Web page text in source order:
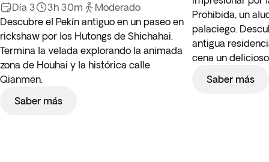
Día 3 3h 30m
Moderado
Descubre el Pekín antiguo en un paseo en
rickshaw por los Hutongs de Shichahai.
Termina la velada explorando la animada
zona de Houhai y la histórica calle
Qianmen.
Saber más
Prohibida, un
palaciego.
antigua
cena un
Saber más